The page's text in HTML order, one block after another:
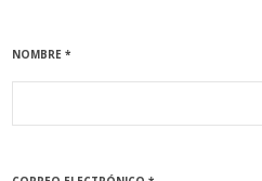
NOMBRE*